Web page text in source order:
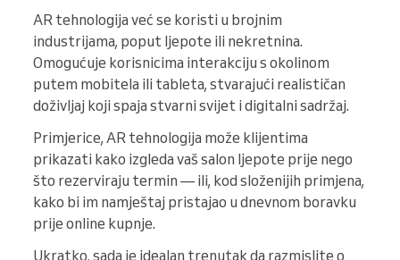
AR tehnologija već se koristi u brojnim
industrijama, poput ljepote ili nekretnina.
Omogućuje korisnicima interakciju s okolinom
putem mobitela ili tableta, stvarajući realističan
doživljaj koji spaja stvarni svijet i digitalni sadržaj.
Primjerice, AR tehnologija može klijentima
prikazati kako izgleda vaš salon ljepote prije nego
što rezerviraju termin — ili, kod složenijih primjena,
kako bi im namještaj pristajao u dnevnom boravku
prije online kupnje.
Ukratko, sada je idealan trenutak da razmislite o